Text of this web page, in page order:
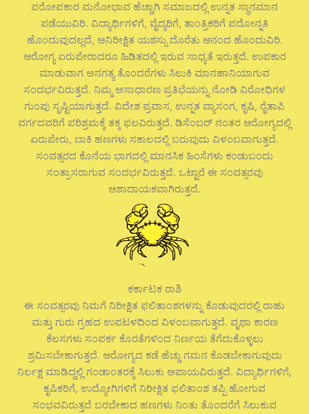
ಪರೋಪಕಾರ ಮನೋಭಾವ ಹೆಚ್ಚಾಗಿ ಸಮಾಜದಲ್ಲಿ ಉನ್ನತ ಸ್ಥಾನಮಾನ
ಪಡೆಯುವಿರಿ. ವಿದ್ಯಾರ್ಥಿಗಳಿಗೆ, ವೈದ್ಯರಿಗೆ, ತಾಂತ್ರಿಕರಿಗೆ ಪದೋನ್ನತಿ
ಹೊಂದುವುದಲ್ಲದೆ, ಅನಿರೀಕ್ಷಿತ ಯಶಸ್ಸು ದೊರೆತು ಆನಂದ ಹೊಂದುವಿರಿ.
ಆರೋಗ್ಯ ಏರುಪೇರಾದರೂ ಹಿಡಿತದಲ್ಲಿ ಇರುವ ಸಾಧ್ಯತೆ ಇರುತ್ತದೆ. ಉಪಕಾರ
ಮಾಡುವಾಗ ಅನಗತ್ಯ ತೊಂದರೆಗಳು ಸಿಲುಕಿ ಮಾನಹಾನಿಯಾಗುವ
ಸಂದರ್ಭವಿರುತ್ತದೆ. ನಿಮ್ಮ ಅಸಾಧಾರಣ ಪ್ರತಿಭೆಯನ್ನು ನೋಡಿ ವಿರೋಧಿಗಳ
ಗುಂಪು ಸೃಷ್ಟಿಯಾಗುತ್ತದೆ. ವಿದೇಶ ಪ್ರವಾಸ, ಉನ್ನತ ವ್ಯಾಸಂಗ, ಕೃಷಿ, ರೈತಾಪಿ
ವರ್ಗದವರಿಗೆ ಪರಿಶ್ರಮಕ್ಕೆ ತಕ್ಕ ಫಲವಿರುತ್ತದೆ. ಡಿಸೆಂಬರ್ ನಂತರ ಆರೋಗ್ಯದಲ್ಲಿ
ಏರುಪೇರು, ಬಾಕಿ ಹಣಗಳು ಸಕಾಲದಲ್ಲಿ ಬರುವುದು ವಿಳಂಬವಾಗುತ್ತದೆ.
ಸಂವತ್ಸರದ ಕೊನೆಯ ಭಾಗದಲ್ಲಿ ಮಾನಸಿಕ ಹಿಂಸೆಗಳು ಕಂಡುಬಂದು
ಸಂತ್ರಾಸರಾಗುವ ಸಂದರ್ಭವಿರುತ್ತದೆ. ಒಟ್ಟಾರೆ ಈ ಸಂವತ್ಸರವು
ಆಶಾದಾಯಕವಾಗಿರುತ್ತದೆ.
ಕರ್ಕಾಟಕ ರಾಶಿ
ಈ ಸಂವತ್ಸರವು ನಿಮಗೆ ನಿರೀಕ್ಷಿತ ಫಲಿತಾಂಶಗಳನ್ನು ಕೊಡುವುದರಲ್ಲಿ ರಾಹು
ಮತ್ತು ಗುರು ಗ್ರಹದ ಉಪಟಳದಿಂದ ವಿಳಂಬವಾಗುತ್ತದೆ. ವೃಥಾ ಕಾರಣ
ಕೆಲಸಗಳು ಸಂಪರ್ಕ ಕೊರತೆಗಳಿಂದ ನಿರ್ಣಯ ತೆಗೆದುಕೊಳ್ಳಲು
ಶ್ರಮಿಸಬೇಕಾಗುತ್ತದೆ. ಆರೋಗ್ಯದ ಕಡೆ ಹೆಚ್ಚು ಗಮನ ಕೊಡಬೇಕಾಗುವುದು
ನಿರ್ಲಕ್ಷ ಮಾಡಿದ್ದಲ್ಲಿ ಗಂಡಾಂತರಕ್ಕೆ ಸಿಲುಕು ಅಪಾಯವಿರುತ್ತದೆ. ವಿದ್ಯಾರ್ಥಿಗಳಿಗೆ,
ಕೃಷಿಕರಿಗೆ, ಉದ್ಯೋಗಿಗಳಿಗೆ ನಿರೀಕ್ಷಿತ ಫಲಿತಾಂಶ ತಪ್ಪಿ ಹೋಗುವ
ಸಂಭವವಿರುತ್ತದೆ ಬರಬೇಕಾದ ಹಣಗಳು ನಿಂತು ತೊಂದರೆಗೆ ಸಿಲುಕುವ